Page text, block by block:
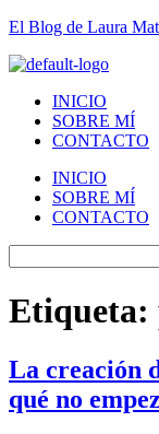
El Blog de Laura
INICIO
SOBRE MÍ
CONTACTO
INICIO
SOBRE MÍ
CONTACTO
Etiqueta:
La creación
qué no